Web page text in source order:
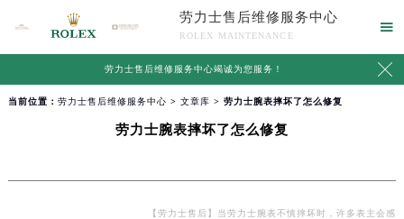
劳力士售后维修服务中心
ROLEX MAINTENANCE

劳力士售后维修服务中心竭诚为您服务！ 
当前位置： 劳力士售后维修服务中心 > 文章库 > 劳力士腕表摔坏了怎么修复
劳力士腕表摔坏了怎么修复
【劳力士售后】当劳力士腕表不慎摔坏时，许多表主会感